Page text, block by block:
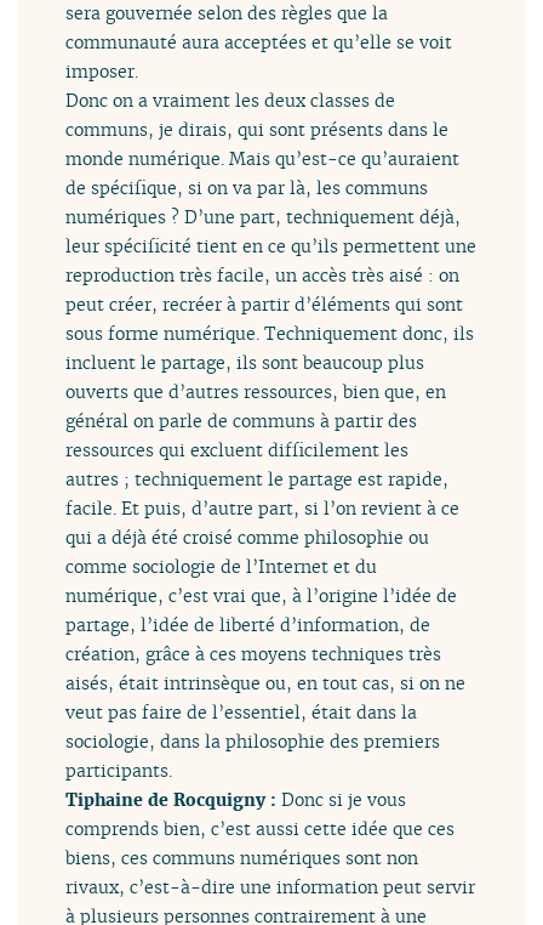
sera gouvernée selon des règles que la
communauté aura acceptées et qu’elle se voit
imposer.
Donc on a vraiment les deux classes de
communs, je dirais, qui sont présents dans le
monde numérique. Mais qu’est-ce qu’auraient
de spécifique, si on va par là, les communs
numériques ? D’une part, techniquement déjà,
leur spécificité tient en ce qu’ils permettent une
reproduction très facile, un accès très aisé : on
peut créer, recréer à partir d’éléments qui sont
sous forme numérique. Techniquement donc, ils
incluent le partage, ils sont beaucoup plus
ouverts que d’autres ressources, bien que, en
général on parle de communs à partir des
ressources qui excluent difficilement les
autres ; techniquement le partage est rapide,
facile. Et puis, d’autre part, si l’on revient à ce
qui a déjà été croisé comme philosophie ou
comme sociologie de l’Internet et du
numérique, c’est vrai que, à l’origine l’idée de
partage, l’idée de liberté d’information, de
création, grâce à ces moyens techniques très
aisés, était intrinsèque ou, en tout cas, si on ne
veut pas faire de l’essentiel, était dans la
sociologie, dans la philosophie des premiers
participants.
Tiphaine de Rocquigny :Donc si je vous
comprends bien, c’est aussi cette idée que ces
biens, ces communs numériques sont non
rivaux, c’est-à-dire une information peut servir
à plusieurs personnes contrairement à une